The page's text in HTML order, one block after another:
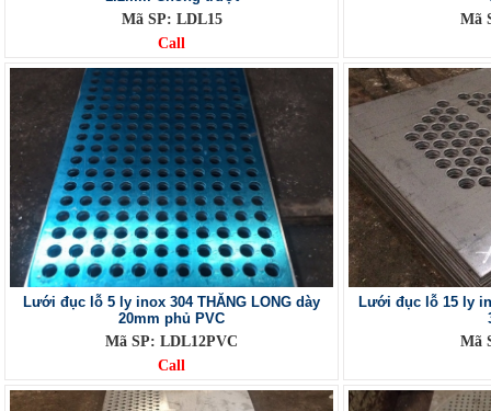
Mã SP: LDL15
Call
Mã
Lưới đục lỗ 5 ly inox 304 THĂNG LONG dày
20mm phủ PVC
Mã SP: LDL12PVC
Call
Lưới đục lỗ 15 ly
Mã